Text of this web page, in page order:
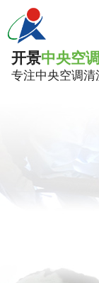
开景中央空
专注中央空调